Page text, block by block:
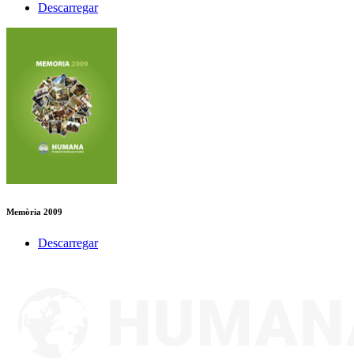
Descarregar
Memòria 2009
Descarregar